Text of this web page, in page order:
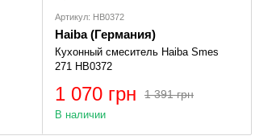
Артикул: HB0372
Haiba (Германия)
Кухонный смеситель Haiba Smes
271 HB0372
1 391 грн
1 070 грн
В наличии